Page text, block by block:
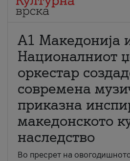
А1 Македонија
Националниот
оркестар
современа
приказна
македонското
наследство
Во пресрет на